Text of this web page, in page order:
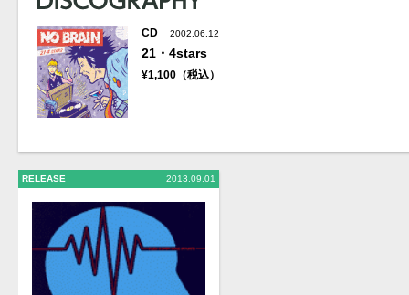
CD 2002.06.12
21・4stars
¥1,100（税込）
RELEASE 2013.09.01